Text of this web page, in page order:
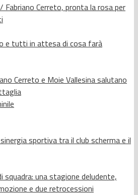
Fabriano Cerreto, pronta la rosa per
e tutti in attesa di cosa farà
Cerreto e Moie Vallesina salutano
sportiva tra il club scherma e il
squadra: una stagione deludente,
e due retrocessioni